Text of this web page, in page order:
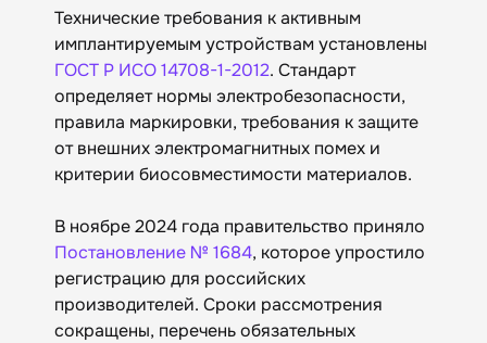
Технические требования к активным
имплантируемым устройствам установлены
ГОСТ Р ИСО 14708-1-2012. Стандарт
определяет нормы электробезопасности,
правила маркировки, требования к защите
от внешних электромагнитных помех и
критерии биосовместимости материалов.
В ноябре 2024 года правительство приняло
Постановление № 1684, которое упростило
регистрацию для российских
производителей. Сроки рассмотрения
сокращены, перечень обязательных